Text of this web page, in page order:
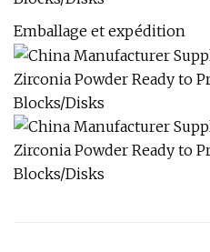
Emballage et expédition